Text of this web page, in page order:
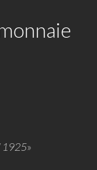
1925»